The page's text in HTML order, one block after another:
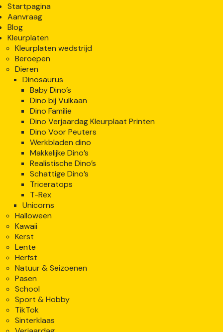
Startpagina
Aanvraag
Blog
Kleurplaten
Kleurplaten wedstrijd
Beroepen
Dieren
Dinosaurus
Baby Dino’s
Dino bij Vulkaan
Dino Familie
Dino Verjaardag Kleurplaat Printen
Dino Voor Peuters
Werkbladen dino
Makkelijke Dino’s
Realistische Dino’s
Schattige Dino’s
Triceratops
T-Rex
Unicorns
Halloween
Kawaii
Kerst
Lente
Herfst
Natuur & Seizoenen
Pasen
School
Sport & Hobby
TikTok
Sinterklaas